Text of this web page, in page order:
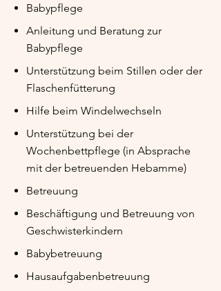
Babypflege
Anleitung und Beratung zur
Babypflege
Unterstützung beim Stillen oder der
Flaschenfütterung
Hilfe beim Windelwechseln
Unterstützung bei der
Wochenbettpflege (in Absprache
mit der betreuenden Hebamme)
Betreuung
Beschäftigung und Betreuung von
Geschwisterkindern
Babybetreuung
Hausaufgabenbetreuung